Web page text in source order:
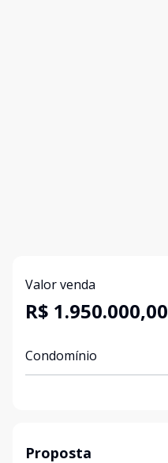
Valor venda
R$ 1.950.000,00
Condomínio
Proposta